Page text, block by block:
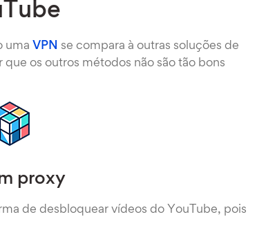
uma VPN se compara à outras soluções de
os outros métodos não são tão bons
proxy
de desbloquear vídeos do YouTube, pois